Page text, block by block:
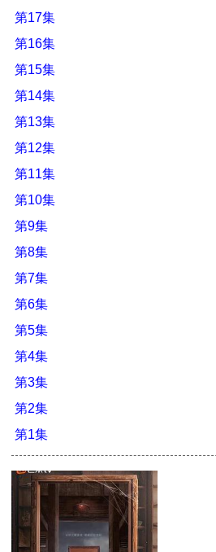
第17集
第16集
第15集
第14集
第13集
第12集
第11集
第10集
第9集
第8集
第7集
第6集
第5集
第4集
第3集
第2集
第1集